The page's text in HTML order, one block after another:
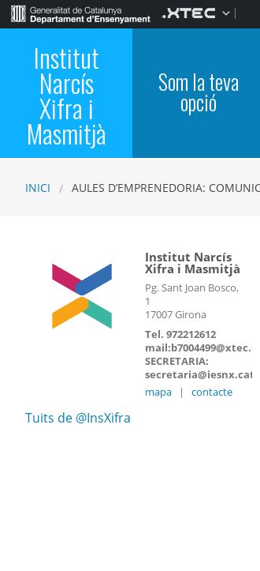
Institut
Narcís
Xifra i
Masmitjà
Som la teva
opció
INICI AULES D’EMPRENEDORIA:
Institut Narcís
Xifra i Masmitjà
Pg. Sant Joan Bosco,
1
17007 Girona
Tel. 972212612
mail:b7004499@xtec.cat
SECRETARIA:
secretaria@iesnx.cat
mapa
| contacte
Tuits de @InsXifra